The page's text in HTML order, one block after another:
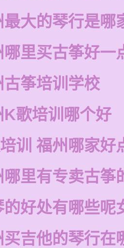
最大的琴行是哪
哪里买古筝好一
古筝培训学校
K歌培训哪个好
训 福州哪家好
哪里有专卖古筝
的好处有哪些呢
买吉他的琴行在